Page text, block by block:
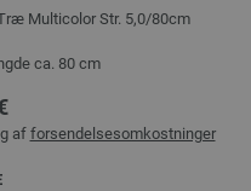
Multicolor Str. 5,0/80cm
ca. 80 cm
af forsendelsesomkostninger